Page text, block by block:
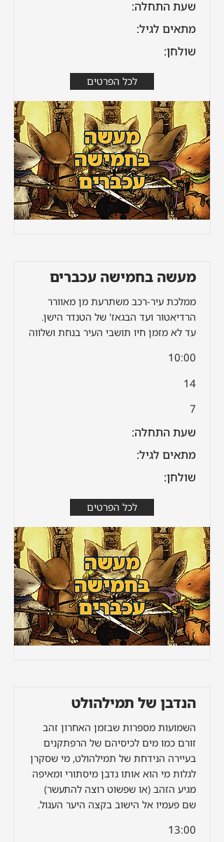
שעת התחלה:
מתאים לגיל:
שולחן:
לכל הפרטים
מעשה בחמישה עכברים
ממלכת עיר-רכב משתרעת מן מאוורר
הרדיאטור ועד הבגאז' של הטנדר הישן.
עד לא מזמן חיו תושבי העיר בנחת ושלווה
10:00
14
7
שעת התחלה:
מתאים לגיל:
שולחן:
לכל הפרטים
הנדבן של תמילהולט
השמועות מספרות שבזמן האחרון זהב
זורם כמו מים לכיסיהם של הרפתקנים
בעיירה הנידחת של תמילהולט, מי שסקרן
לגלות מי הוא אותו נדבן מיסתורי ומאיפה
מגיע הזהב (או שפשוט רוצה להתעשר)
שם פעמיו אל הישוב בקצה היער העגול.
13:00